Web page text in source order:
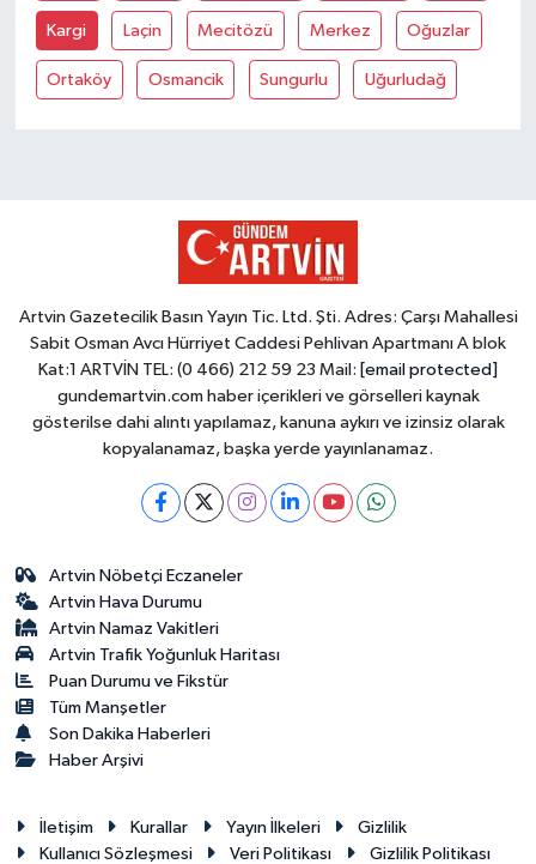
Kargi Laçin Mecitözü Merkez Oğuzlar
Ortaköy Osmancik Sungurlu Uğurludağ
Artvin Gazetecilik Basın Yayın Tic. Ltd. Şti. Adres: Çarşı Mahallesi
Sabit Osman Avcı Hürriyet Caddesi Pehlivan Apartmanı A blok
Kat:1 ARTVİN TEL: (0 466) 212 59 23 Mail: [email protected]
gundemartvin.com haber içerikleri ve görselleri kaynak
gösterilse dahi alıntı yapılamaz, kanuna aykırı ve izinsiz olarak
kopyalanamaz, başka yerde yayınlanamaz.
Artvin Nöbetçi Eczaneler
Artvin Hava Durumu
Artvin Namaz Vakitleri
Artvin Trafik Yoğunluk Haritası
Puan Durumu ve Fikstür
Tüm Manşetler
Son Dakika Haberleri
Haber Arşivi
İletişim Kurallar Yayın İlkeleri
Gizlilik
Kullanıcı Sözleşmesi
Veri Politikası
Gizlilik Politikası